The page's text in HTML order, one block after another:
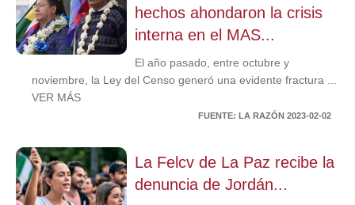
hechos ahondaron la crisis
interna en el MAS...
El año pasado, entre octubre y
noviembre, la Ley del Censo generó una evidente fractura ...
VER MÁS
FUENTE: LA RAZÓN 2023-02-02
La Felcv de La Paz recibe la
denuncia de Jordán...